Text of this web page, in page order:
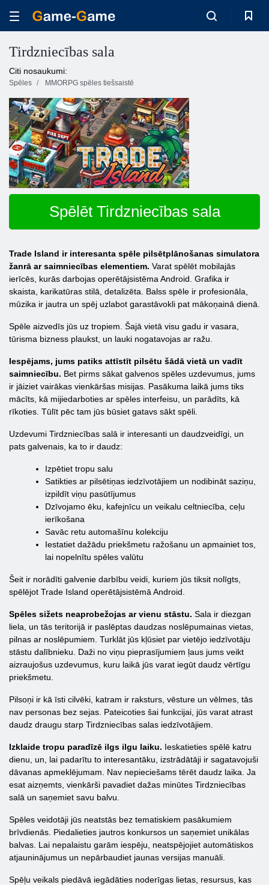
Tirdzniecības sala
Citi nosaukumi:
Spēles MMORPG spēles tiešsaistē
Spēlēt Tirdzniecības sala
Trade Island ir interesanta spēle pilsētplānošanas simulatora
žanrā ar saimniecības elementiem. Varat spēlēt mobilajās
ierīcēs, kurās darbojas operētājsistēma Android. Grafika ir
skaista, karikatūras stilā, detalizēta. Balss spēle ir profesionāla,
mūzika ir jautra un spēj uzlabot garastāvokli pat mākoņainā dienā.
Spēle aizvedīs jūs uz tropiem. Šajā vietā visu gadu ir vasara,
tūrisma bizness plaukst, un lauki nogatavojas ar ražu.
Iespējams, jums patiks attīstīt pilsētu šādā vietā un vadīt
saimniecību. Bet pirms sākat galvenos spēles uzdevumus, jums
ir jāiziet vairākas vienkāršas misijas. Pasākuma laikā jums tiks
mācīts, kā mijiedarboties ar spēles interfeisu, un parādīts, kā
rīkoties. Tūlīt pēc tam jūs būsiet gatavs sākt spēli.
Uzdevumi Tirdzniecības salā ir interesanti un daudzveidīgi, un
pats galvenais, ka to ir daudz:
Izpētiet tropu salu
Satikties ar pilsētiņas iedzīvotājiem un nodibināt saziņu,
izpildīt viņu pasūtījumus
Dzīvojamo ēku, kafejnīcu un veikalu celtniecība, ceļu
ierīkošana
Savāc retu automašīnu kolekciju
Iestatiet dažādu priekšmetu ražošanu un apmainiet tos,
lai nopelnītu spēles valūtu
Šeit ir norādīti galvenie darbību veidi, kuriem jūs tiksit nolīgts,
spēlējot Trade Island operētājsistēmā Android.
Spēles sižets neaprobežojas ar vienu stāstu. Sala ir diezgan
liela, un tās teritorijā ir paslēptas daudzas noslēpumainas vietas,
pilnas ar noslēpumiem. Turklāt jūs kļūsiet par vietējo iedzīvotāju
stāstu dalībnieku. Daži no viņu pieprasījumiem ļaus jums veikt
aizraujošus uzdevumus, kuru laikā jūs varat iegūt daudz vērtīgu
priekšmetu.
Pilsoņi ir kā īsti cilvēki, katram ir raksturs, vēsture un vēlmes, tās
nav personas bez sejas. Pateicoties šai funkcijai, jūs varat atrast
daudz draugu starp Tirdzniecības salas iedzīvotājiem.
Izklaide tropu paradīzē ilgs ilgu laiku. Ieskatieties spēlē katru
dienu, un, lai padarītu to interesantāku, izstrādātāji ir sagatavojuši
dāvanas apmeklējumam. Nav nepieciešams tērēt daudz laika. Ja
esat aizņemts, vienkārši pavadiet dažas minūtes Tirdzniecības
salā un saņemiet savu balvu.
Spēles veidotāji jūs neatstās bez tematiskiem pasākumiem
brīvdienās. Piedalieties jautros konkursos un saņemiet unikālas
balvas. Lai nepalaistu garām iespēju, neatspējojiet automātiskos
atjauninājumus un nepārbaudiet jaunas versijas manuāli.
Spēļu veikals piedāvā iegādāties noderīgas lietas, resursus, kas